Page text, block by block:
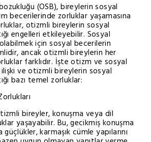
(OSB), bireylerin sosyal
becerilerinde zorluklar yaşamasına
otizmli bireylerin sosyal
engelleri etkileyebilir. Sosyal
için sosyal becerilerin
ancak otizmli bireylerin her
farklıdır. İşte otizm ve sosyal
ilişki ve otizmli bireylerin sosyal
bazı temel zorluklar:
bireyler, konuşma veya dil
yaşayabilir. Bu, gecikmiş konuşma
karmaşık cümle yapılarını